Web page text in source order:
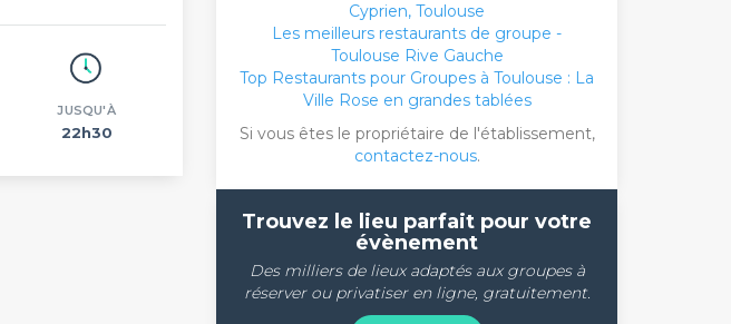
JUSQU'À
22h30
Cyprien, Toulouse
Les meilleurs restaurants de groupe -
Toulouse Rive Gauche
Top Restaurants pour Groupes à Toulouse : La
Ville Rose en grandes tablées
Si vous êtes le propriétaire de l'établissement,
contactez-nous.
Trouvez le lieu parfait pour votre
évènement
Des milliers de lieux adaptés aux groupes à
réserver ou privatiser en ligne, gratuitement.